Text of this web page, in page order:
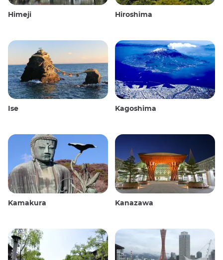
Himeji Hiroshima
Ise Kagoshima
Kamakura Kanazawa